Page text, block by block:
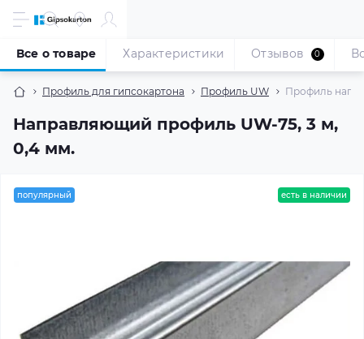
Профиль для гипсокартона Профиль UW Профиль
Направляющий профиль UW-75, 3 м,
0,4 мм.
Все о товаре Характеристики Отзывов 0
популярный есть в наличии